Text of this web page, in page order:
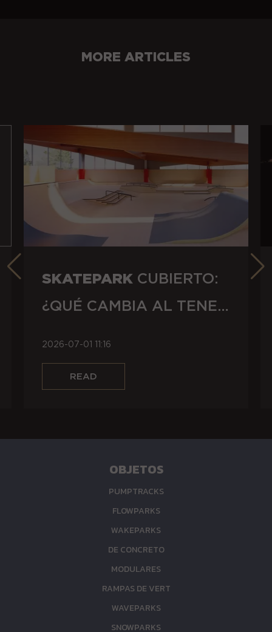
MORE ARTICLES
SKATEPARK CUBIERTO:
¿QUÉ CAMBIA AL TENER
CABEZA?
2026-07-01 11:16
OBJETOS
PUMPTRACKS
FLOWPARKS
WAKEPARKS
DE CONCRETO
MODULARES
RAMPAS DE VERT
WAVEPARKS
SNOWPARKS